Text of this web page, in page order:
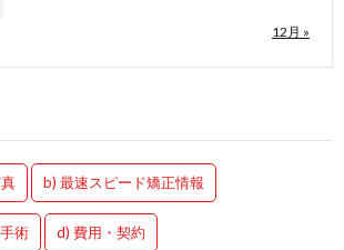
12月 »
b) 最速スピード矯正情報
術 d) 費用・契約